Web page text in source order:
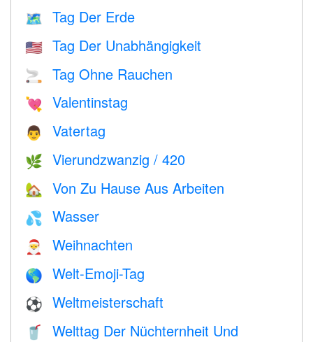
🗺️ Tag Der Erde
🇺🇸 Tag Der Unabhängigkeit
🚬 Tag Ohne Rauchen
💘 Valentinstag
👨 Vatertag
🌿 Vierundzwanzig / 420
🏡 Von Zu Hause Aus Arbeiten
💦 Wasser
🎅 Weihnachten
🌎 Welt-Emoji-Tag
⚽ Weltmeisterschaft
🥤
Welttag Der Nüchternheit Und